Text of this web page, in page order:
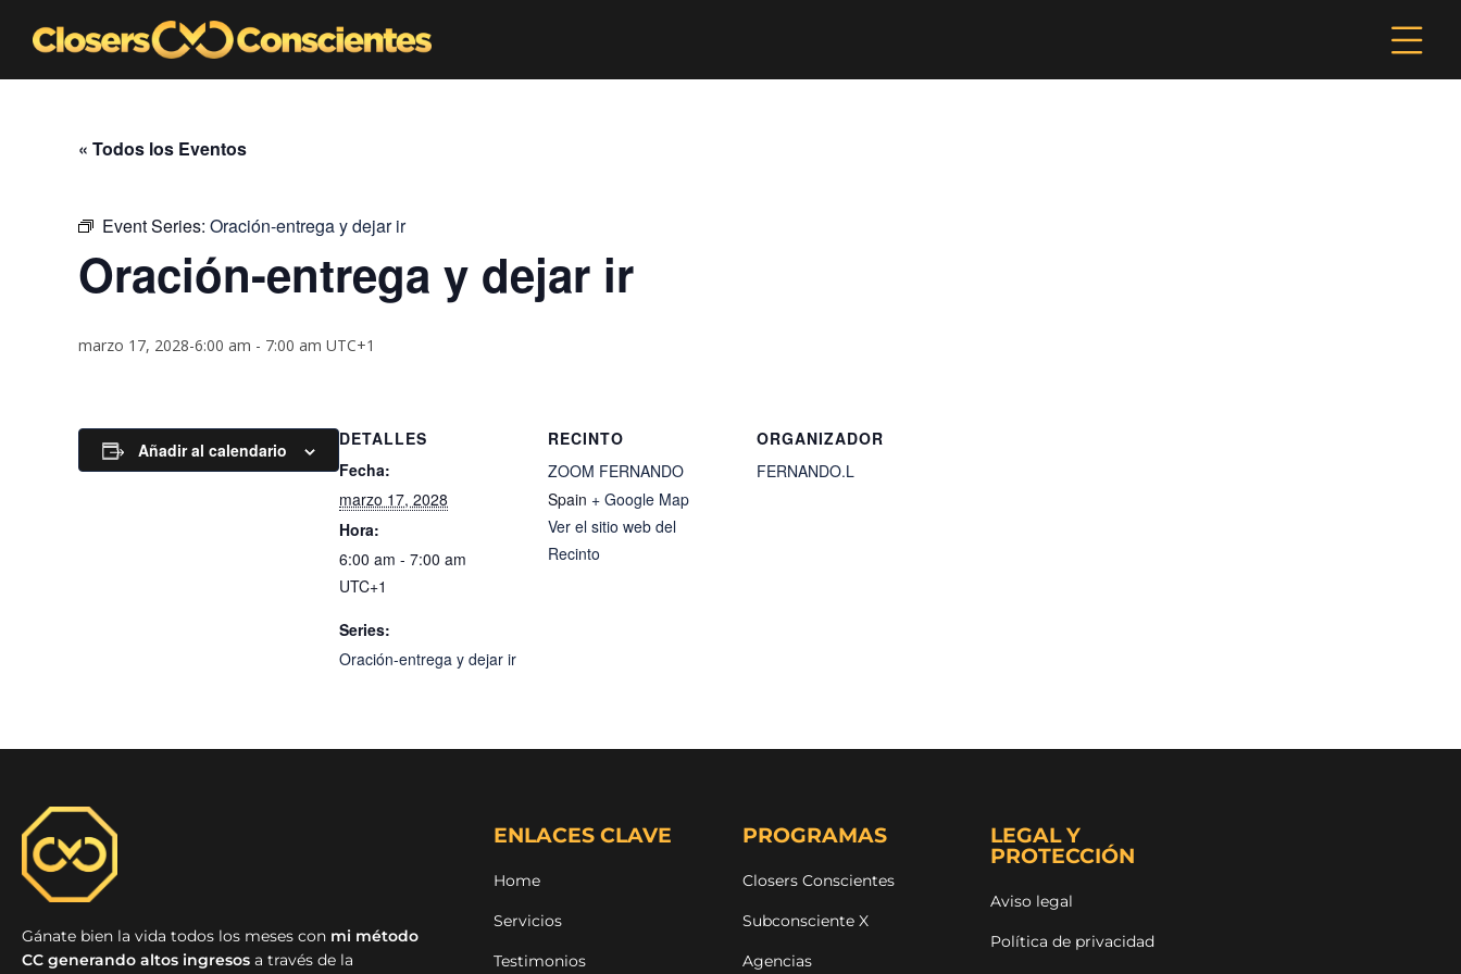
« Todos los Eventos
Event Series: Oración-entrega y dejar ir
Oración-entrega y dejar ir
marzo 17, 2028-6:00 am - 7:00 am UTC+1
Añadir al calendario
DETALLES
Fecha:
marzo 17, 2028
Hora:
6:00 am - 7:00 am
UTC+1
Series:
Oración-entrega y dejar ir
RECINTO
ZOOM FERNANDO
Spain + Google Map
Ver el sitio web del
Recinto
ORGANIZADOR
FERNANDO.L
Gánate bien la vida todos los meses con mi método
CC generando altos ingresos a través de la
ENLACES CLAVE
Home
Servicios
Testimonios
PROGRAMAS
Closers Conscientes
Subconsciente X
Agencias
LEGAL Y
PROTECCIÓN
Aviso legal
Política de privacidad